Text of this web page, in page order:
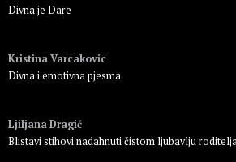
Divna je Dare
Kristina Varcakovic
Divna i emotivna pjesma.
Ljiljana Dragić
Blistavi stihovi nadahnuti čistom ljubavlju